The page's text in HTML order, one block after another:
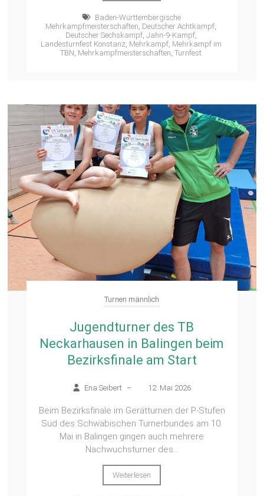
Baden-Württembergische
Mehrkampfmeisterschaften, Deutscher Achtkampf,
Deutscher Sechskampf, Jahn-9-Kampf,
Landesturnfest Konstanz, Mehrkampf, Mehrkampf im
TBN, Mehrkampfmeisterschaften,Turnfest
Turnen männlich
Jugendturner des TB
Neckarhausen in Balingen beim
Bezirksfinale am Start
Ena Seibert – 12. Mai 2026
Beim Bezirksfinale im Gerätturnen der P-Stufen
Süd des Schwäbischen Turnerbundes am 10.
Mai in Balingen gingen auch mehrere
Nachwuchsturner des...
Weiterlesen